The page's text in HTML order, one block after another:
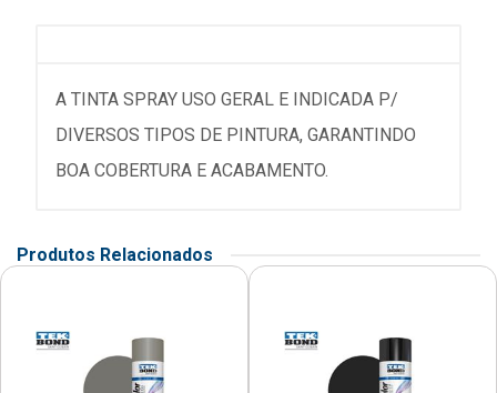
A TINTA SPRAY USO GERAL E INDICADA P/
DIVERSOS TIPOS DE PINTURA, GARANTINDO
BOA COBERTURA E ACABAMENTO.
Produtos Relacionados